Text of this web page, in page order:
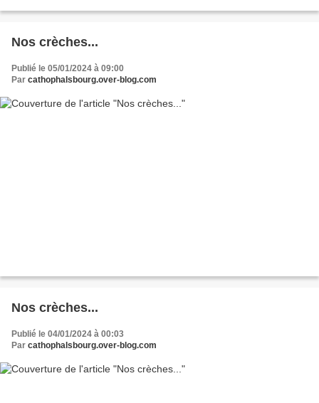
Nos crèches...
Publié le 05/01/2024 à 09:00
Par cathophalsbourg.over-blog.com
Nos crèches...
Publié le 04/01/2024 à 00:03
Par cathophalsbourg.over-blog.com